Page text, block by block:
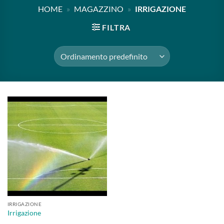
HOME » MAGAZZINO » IRRIGAZIONE
FILTRA
IRRIGAZIONE
Irrigazione